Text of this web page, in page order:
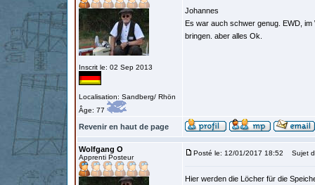
Inscrit le: 02 Sep 2013
Localisation: Sandberg/ Rhön
Âge: 77
Johannes
Es war auch schwer genug. EWD,
bringen. aber alles Ok.
Revenir en haut de page
Wolfgang O
Apprenti Posteur
Posté le: 12/01/2017 18:52 Sujet
Hier werden die Löcher für die